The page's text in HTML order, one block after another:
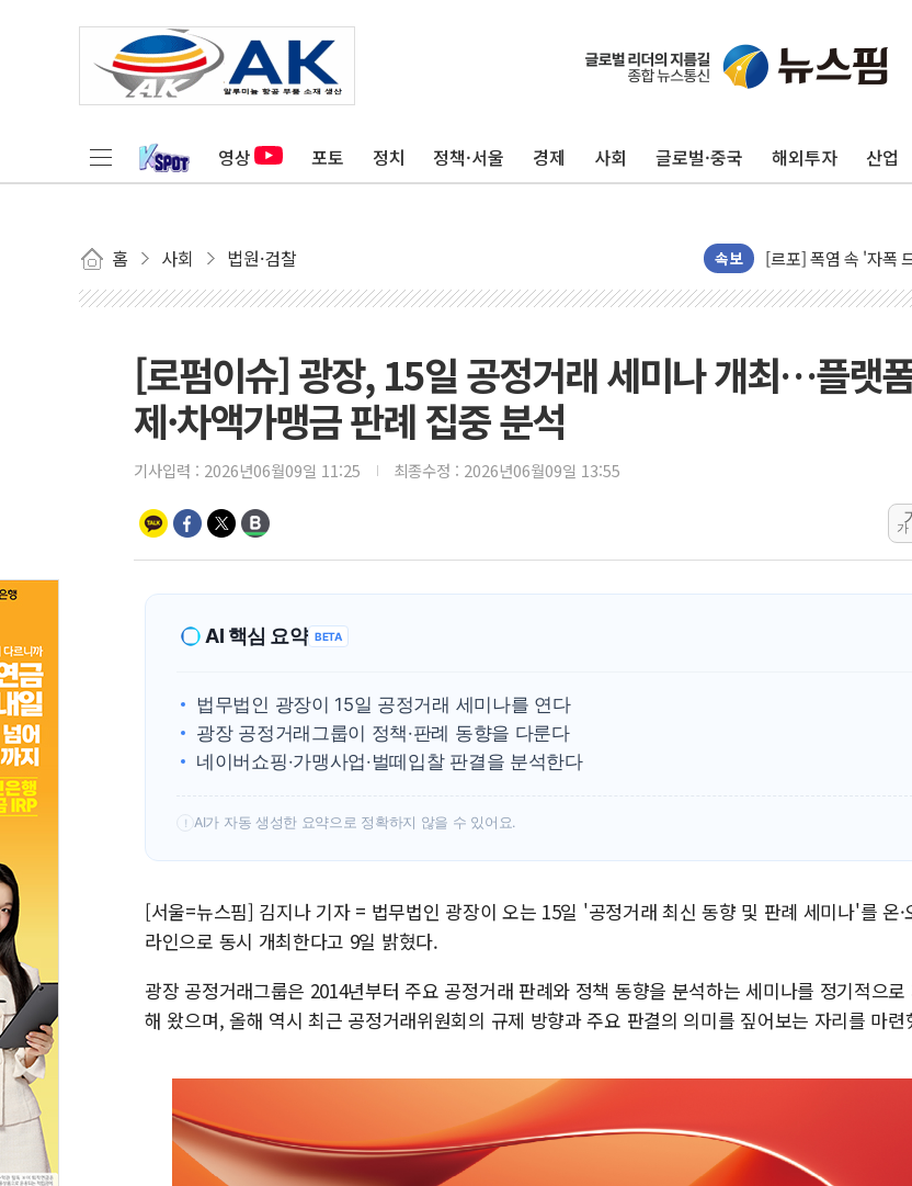
영상 포토 정치 정책·서울 경제 사회 글로벌·중국 해외투자 산업
홈 사회 법원·검찰 속보
[AI 카드뉴스] 어린
운수업·기업활동 '원
공정위 "국고채 PD
중소기업 기술자료
국표원, 해외직구 물
쉐이크쉑, 남양주 현
부모가 정부24에서
소방청, 전국 시·도
'달라진 임신·출산
정부혁신 우수사례
정청래 "2차 TV토론
윤상현, 사관학교
펄어비스, 붉은사막
[K메이커] 코셔에서
[특징주] 비철금속
외국인 돌아왔지만
[로펌이슈] 광장, 15일 공정거래 세미나 개최…플랫
제·차액가맹금 판례 집중 분석
기사입력 : 2026년06월09일 11:25 최종수정 : 2026년06월09일 13:55
가
AI 핵심 요약 BETA
법무법인 광장이 15일 공정거래 세미나를 연다
광장 공정거래그룹이 정책·판례 동향을 다룬다
네이버쇼핑·가맹사업·벌떼입찰 판결을 분석한다
! AI가 자동 생성한 요약으로 정확하지 않을 수 있어요.
[서울=뉴스핌] 김지나 기자 = 법무법인 광장이 오는 15일 '공정거래 최신 동향 및 판례 세미나'를 온·
라인으로 동시 개최한다고 9일 밝혔다.
광장 공정거래그룹은 2014년부터 주요 공정거래 판례와 정책 동향을 분석하는 세미나를 정기적으로
해 왔으며, 올해 역시 최근 공정거래위원회의 규제 방향과 주요 판결의 의미를 짚어보는 자리를 마련